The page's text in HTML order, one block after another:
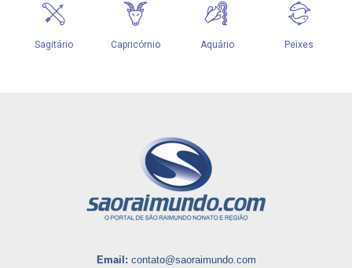
Email: contato@saoraimundo.com